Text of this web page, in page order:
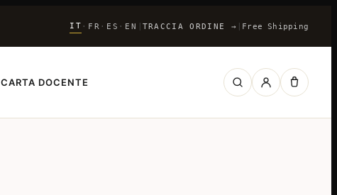
IT · FR · ES · EN TRACCIA ORDINE → Free Shipping
CARTA DOCENTE